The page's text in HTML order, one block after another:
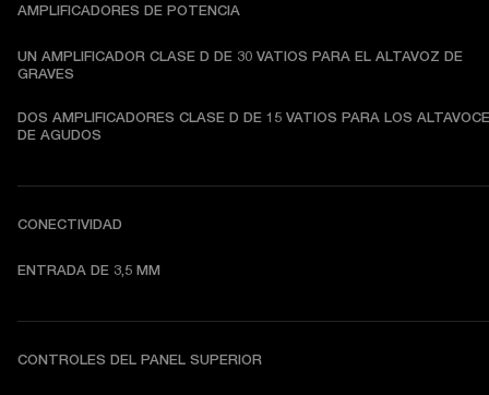
AMPLIFICADORES DE POTENCIA
UN AMPLIFICADOR CLASE D DE 30 VATIOS PARA EL ALTAVOZ DE
GRAVES
DOS AMPLIFICADORES CLASE D DE 15 VATIOS PARA LOS
DE AGUDOS
CONECTIVIDAD
ENTRADA DE 3,5 MM
CONTROLES DEL PANEL SUPERIOR